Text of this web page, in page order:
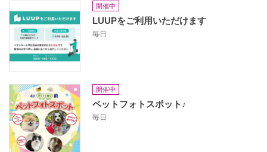
開催中
LUUPをご利用いただけます
毎日
開催中
ペットフォトスポット♪
毎日